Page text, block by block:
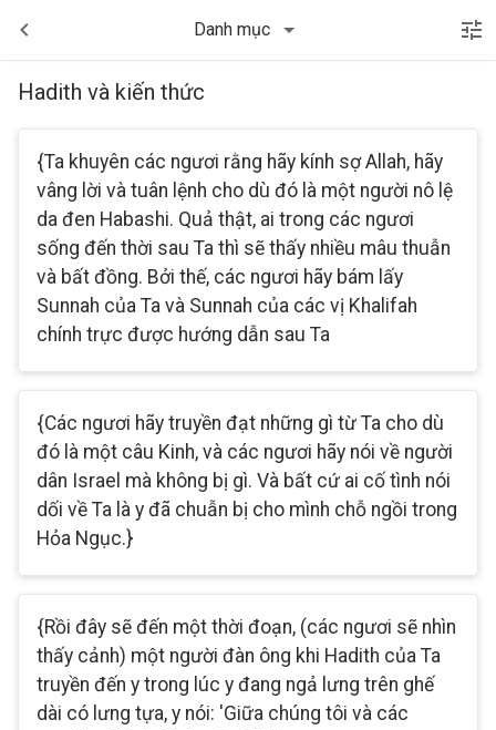
Danh mục
Hadith và kiến thức
{Ta khuyên các ngươi rằng hãy kính sợ Allah, hãy
vâng lời và tuân lệnh cho dù đó là một người nô lệ
da đen Habashi. Quả thật, ai trong các ngươi
sống đến thời sau Ta thì sẽ thấy nhiều mâu thuẫn
và bất đồng. Bởi thế, các ngươi hãy bám lấy
Sunnah của Ta và Sunnah của các vị Khalifah
chính trực được hướng dẫn sau Ta
{Các ngươi hãy truyền đạt những gì từ Ta cho dù
đó là một câu Kinh, và các ngươi hãy nói về người
dân Israel mà không bị gì. Và bất cứ ai cố tình nói
dối về Ta là y đã chuẫn bị cho mình chỗ ngồi trong
Hỏa Ngục.}
{Rồi đây sẽ đến một thời đoạn, (các ngươi sẽ nhìn
thấy cảnh) một người đàn ông khi Hadith của Ta
truyền đến y trong lúc y đang ngả lưng trên ghế
dài có lưng tựa, y nói: 'Giữa chúng tôi và các